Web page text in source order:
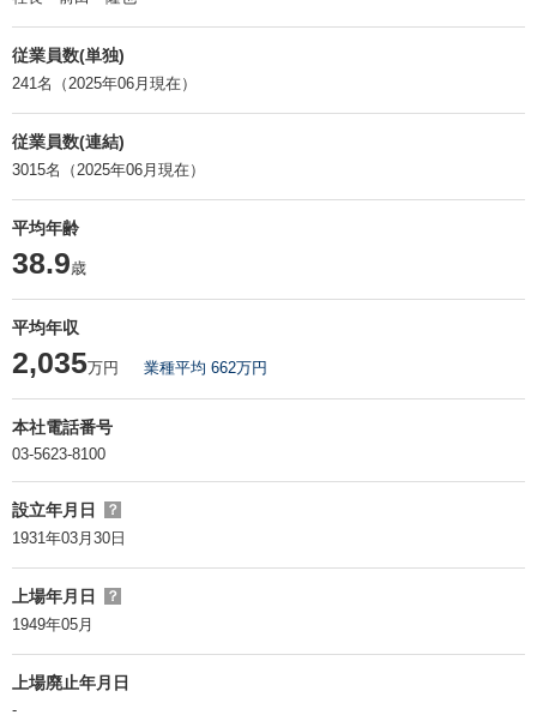
従業員数(単独)
241名（2025年06月現在）
従業員数(連結)
3015名（2025年06月現在）
平均年齢
38.9歳
平均年収
2,035万円 業種平均 662万円
本社電話番号
03-5623-8100
設立年月日 ？
1931年03月30日
上場年月日 ？
1949年05月
上場廃止年月日
-